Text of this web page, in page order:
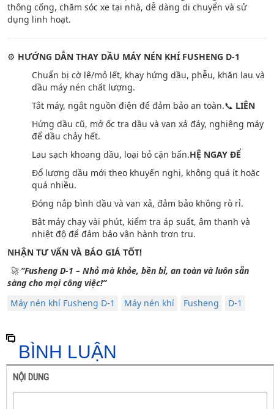
thông cống, chăm sóc xe tại nhà, dễ dàng di chuyển và sử
dụng linh hoạt.
⚙ HƯỚNG DẪN THAY DẦU MÁY NÉN KHÍ FUSHENG D-1
Chuẩn bị cờ lê/mỏ lết, khay hứng dầu, phễu, khăn lau và
dầu máy nén chất lượng.
Tắt máy, ngắt nguồn điện để đảm bảo an toàn.
Hứng dầu cũ, mở ốc tra dầu và van xả đáy, nghiêng máy
để dầu chảy hết.
Lau sạch khoang dầu, loại bỏ cặn bẩn.
Đổ lượng dầu mới theo khuyến nghị, không quá ít hoặc
quá nhiều.
Đóng nắp bình dầu và van xả, đảm bảo không rò rỉ.
Bật máy chạy vài phút, kiểm tra áp suất, âm thanh và
nhiệt độ để đảm bảo vận hành trơn tru.
📞 LIÊN
HỆ NGAY ĐỂ
NHẬN TƯ VẤN VÀ BÁO GIÁ TỐT!
🚀 “Fusheng D-1 – Nhỏ mà khỏe, bền bỉ, an toàn và luôn sẵn
sàng cho mọi công việc!”
Máy nén khí Fusheng D-1
Máy nén khí Fusheng D-1
BÌNH LUẬN
NỘI DUNG